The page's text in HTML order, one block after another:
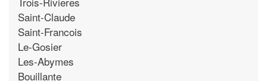
Saint-Claude
Saint-Francois
Le-Gosier
Les-Abymes
Bouillante